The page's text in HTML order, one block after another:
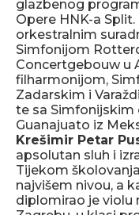
glazbenog
Opere HNK-a
orkestralnim
Simfonijom
Concertgebouw u
filharmonijom,
Zadarskim i
te sa Simfonijskim
Guanajuato iz
Krešimir Petar
apsolutan sluh i
Tijekom
najvišem nivou, a
diplomirao je violu